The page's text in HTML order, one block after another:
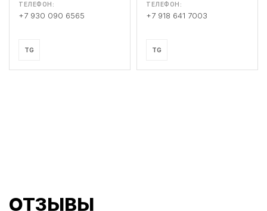
ТЕЛЕФОН:
+7 930 090 6565
TG
ТЕЛЕФОН:
+7 918 641 7003
TG
ОТЗЫВЫ